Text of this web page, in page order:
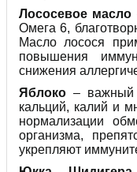
Лососевое масло
Омега 6,
Масло лосося
повышения
снижения
Яблоко – важный
кальций, калий и
нормализации
организма,
укрепляют